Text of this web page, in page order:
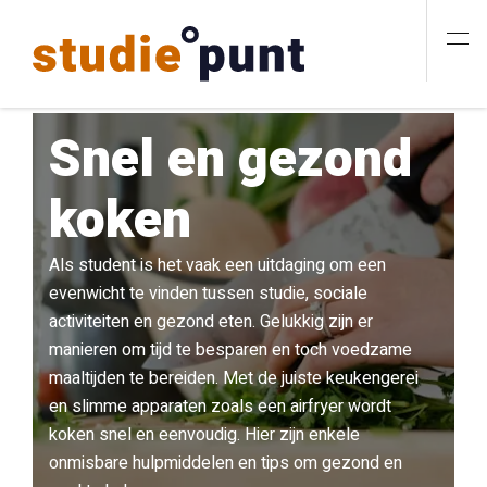
Snel en gezond
koken
Als student is het vaak een uitdaging om een
evenwicht te vinden tussen studie, sociale
activiteiten en gezond eten. Gelukkig zijn er
manieren om tijd te besparen en toch voedzame
maaltijden te bereiden. Met de juiste keukengerei
en slimme apparaten zoals een airfryer wordt
koken snel en eenvoudig. Hier zijn enkele
onmisbare hulpmiddelen en tips om gezond en